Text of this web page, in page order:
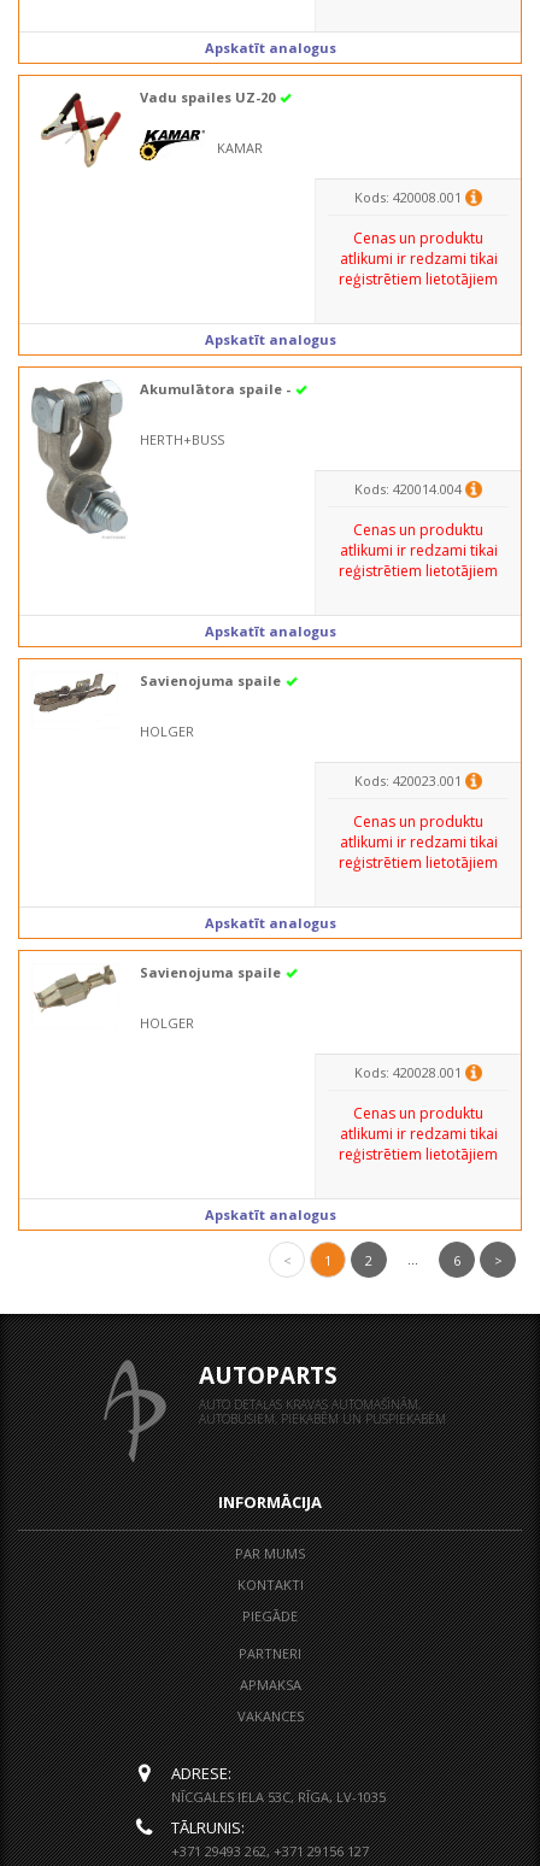
Apskatīt analogus
Vadu spailes UZ-20
KAMAR
Kods: 420008.001
Cenas un produktu
atlikumi ir redzami tikai
reģistrētiem lietotājiem
Apskatīt analogus
Akumulātora spaile -
HERTH+BUSS
Kods: 420014.004
Cenas un produktu
atlikumi ir redzami tikai
reģistrētiem lietotājiem
Apskatīt analogus
Savienojuma spaile
HOLGER
Kods: 420023.001
Cenas un produktu
atlikumi ir redzami tikai
reģistrētiem lietotājiem
Apskatīt analogus
Savienojuma spaile
HOLGER
Kods: 420028.001
Cenas un produktu
atlikumi ir redzami tikai
reģistrētiem lietotājiem
Apskatīt analogus
< 1 2 ... 6 >
AUTOPARTS
AUTO DETAĻAS KRAVAS AUTOMAŠĪNĀM,
AUTOBUSIEM, PIEKABĒM UN PUSPIEKABĒM
INFORMĀCIJA
PAR MUMS
KONTAKTI
PIEGĀDE
PARTNERI
APMAKSA
VAKANCES
ADRESE:
NĪCGALES IELA 53C, RĪGA, LV-1035
TĀLRUNIS:
+371 29493 262, +371 29156 127